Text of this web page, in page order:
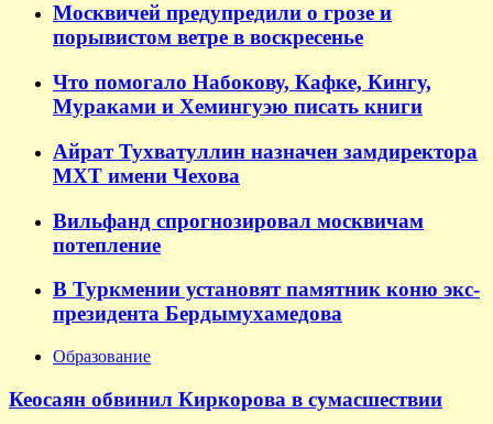
Москвичей предупредили о грозе и
порывистом ветре в воскресенье
Что помогало Набокову, Кафке, Кингу,
Мураками и Хемингуэю писать книги
Айрат Тухватуллин назначен замдиректора
МХТ имени Чехова
Вильфанд спрогнозировал москвичам
потепление
В Туркмении установят памятник коню экс-
президента Бердымухамедова
Образование
Кеосаян обвинил Киркорова в сумасшествии